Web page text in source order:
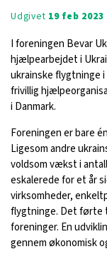
Udgivet 19 feb 2023
I foreningen Bevar
hjælpearbejdet i
ukrainske flygtninge
frivillig
i Danmark.
Foreningen er bare
Ligesom andre
voldsom vækst i
eskalerede for et år
virksomheder,
flygtninge. Det førte
foreninger. En
gennem økonomisk